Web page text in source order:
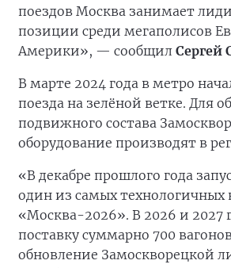
поездов Москва занимает
позиции среди мегаполисов
Америки», — сообщил Сергей
В марте 2024 года в метро
поезда на зелёной ветке. Для
подвижного состава
оборудование производят в
«В декабре прошлого года
один из самых технологичных
«Москва-2026». В 2026 и 2027
поставку суммарно 700
обновление Замоскворецкой